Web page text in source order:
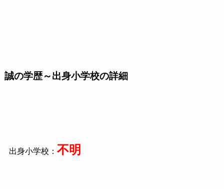
誠の学歴～出身小学校の詳細
出身小学校： 不明